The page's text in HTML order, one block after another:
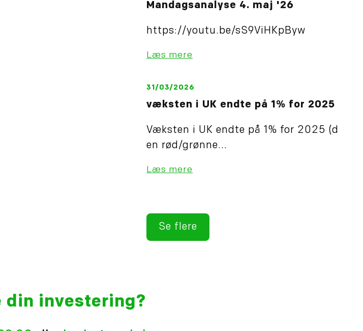
Mandagsanalyse 4. maj '26
https://youtu.be/sS9ViHKpByw
Læs mere
31/03/2026
væksten i UK endte på 1% for 2025
Væksten i UK endte på 1% for 2025 (d
en rød/grønne...
Læs mere
Se flere
din investering?